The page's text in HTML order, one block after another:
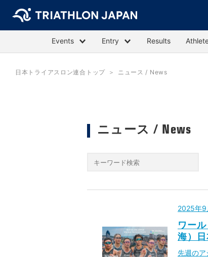
Events Entry Results
日本トライアスロン連合トップ ニュース / News
ニュース / News
2025年9
ワー
海）
先週の